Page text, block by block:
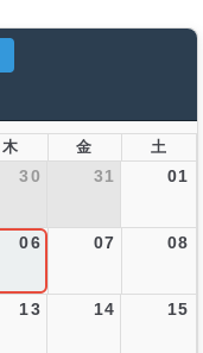
木 金 土
30 31 01
06 07 08
13 14 15